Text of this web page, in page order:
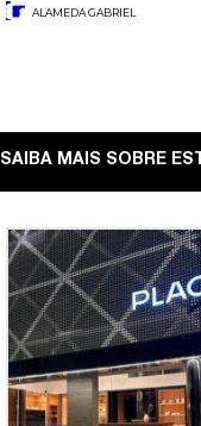
ALAMEDA GABRIEL
SAIBA MAIS SOBRE